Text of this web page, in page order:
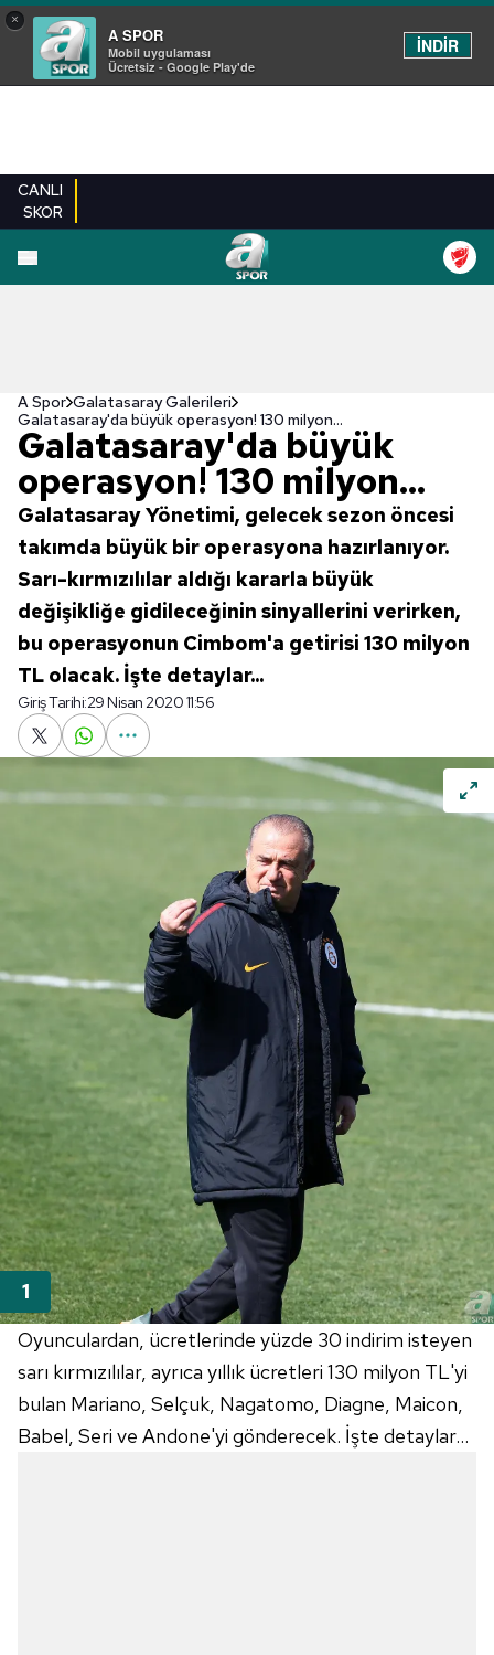
×
A SPOR
Mobil uygulaması
Ücretsiz - Google Play'de
İNDİR
CANLI
SKOR
EN YENILER
A Spor Galatasaray Galerileri
Galatasaray'da büyük operasyon! 130 milyon...
Galatasaray'da büyük
operasyon! 130 milyon...
Galatasaray Yönetimi, gelecek sezon öncesi
takımda büyük bir operasyona hazırlanıyor.
Sarı-kırmızılılar aldığı kararla büyük
değişikliğe gidileceğinin sinyallerini verirken,
bu operasyonun Cimbom'a getirisi 130 milyon
TL olacak. İşte detaylar...
Giriş Tarihi:29 Nisan 2020 11:56
Oyunculardan, ücretlerinde yüzde 30 indirim isteyen
sarı kırmızılılar, ayrıca yıllık ücretleri 130 milyon TL'yi
bulan Mariano, Selçuk, Nagatomo, Diagne, Maicon,
Babel, Seri ve Andone'yi gönderecek. İşte detaylar...